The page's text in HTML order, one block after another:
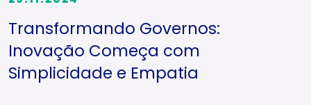
Transformando Governos:
Inovação Começa com
Simplicidade e Empatia